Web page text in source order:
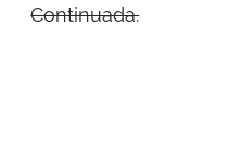
Continuada.